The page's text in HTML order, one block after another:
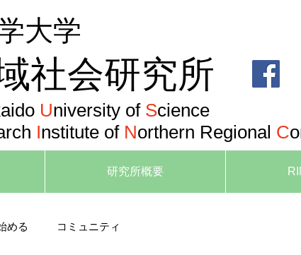
大学
社会研究所
University of Science
Institute of Northern Regional C
研究所概要
める コミュニティ